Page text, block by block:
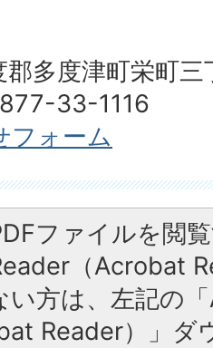
郡多度津町栄町
33-1116
フォーム
ファイルを閲
（Acrobat
い方は、左記の
Reader）」ダ